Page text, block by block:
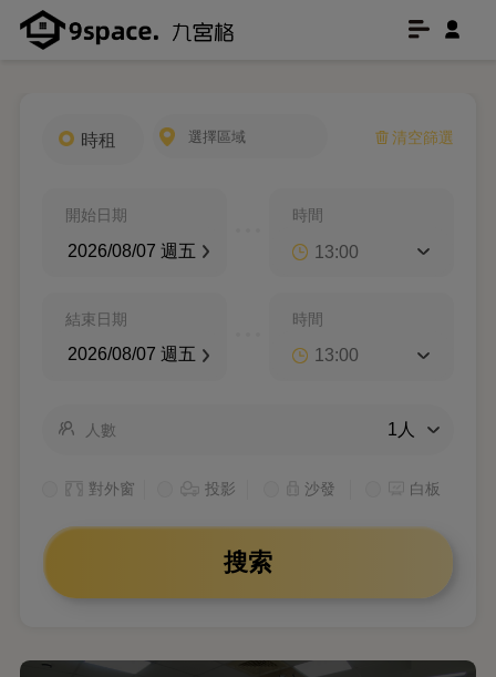
清空篩選
開始日期 時間
結束日期 時間
人數
對外窗 投影 沙發 白板
搜索